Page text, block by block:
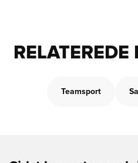
RELATEREDE
Teamsport